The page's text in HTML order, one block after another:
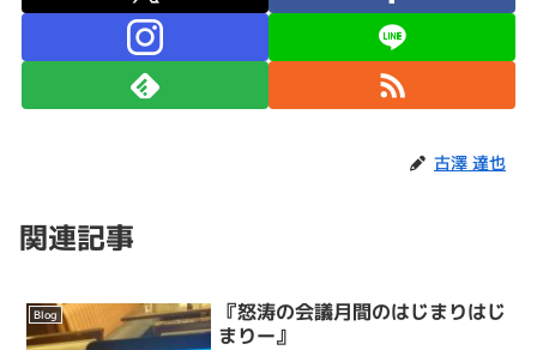
古澤 達也
関連記事
Blog
『怒涛の会議月間のはじまりはじ
まりー』